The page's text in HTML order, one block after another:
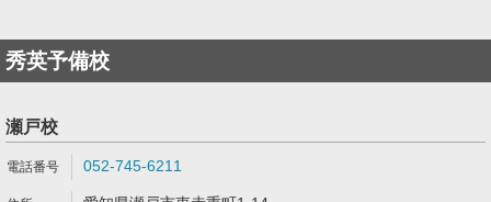
秀英予備校
瀬戸校
052-745-6211